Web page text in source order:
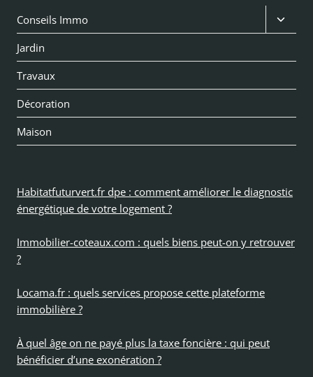
Conseils Immo
le
menu
Jardin
Travaux
Décoration
Maison
Habitatfuturvert.fr dpe : comment améliorer le diagnostic
énergétique de votre logement ?
Immobilier-coteaux.com : quels biens peut-on y retrouver
?
Locama.fr : quels services propose cette plateforme
immobilière ?
À quel âge on ne payé plus la taxe foncière : qui peut
bénéficier d’une exonération ?